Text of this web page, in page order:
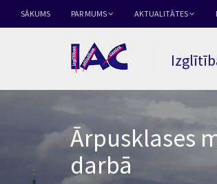
SĀKUMS PAR MUMS AKTUALITĀTES
Ārpusklases
darbā